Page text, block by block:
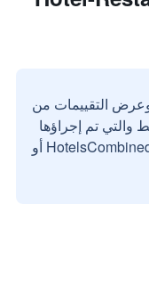
التقييمات من
والتي تم إجراؤها
بواسطة مستخدمين حقيقيين مع HotelsCombined أو